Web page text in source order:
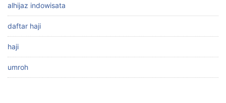
alhijaz indowisata
daftar haji
haji
umroh